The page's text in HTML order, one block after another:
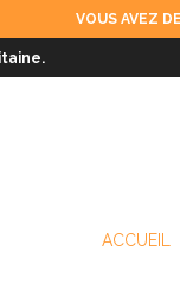
VOUS AVEZ
ACCUEIL